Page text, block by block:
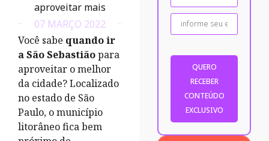
aproveitar mais
07 MARÇO 2022
Você sabe quando ir
a São Sebastiãopara
aproveitar o melhor
da cidade? Localizado
no estado de São
Paulo, o município
litorâneo fica bem